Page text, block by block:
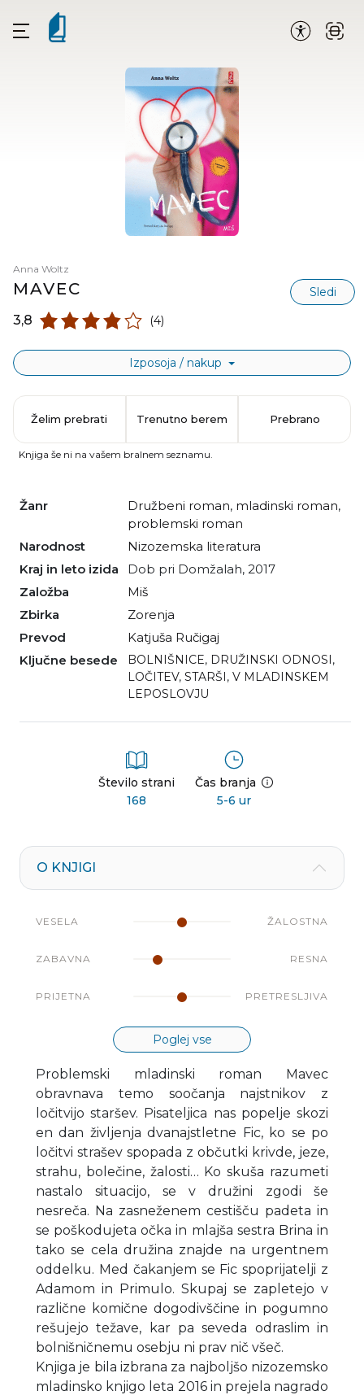
Anna Woltz
MAVEC Sledi
3,8 (4)
Izposoja / nakup
Žanr družbeni roman, mladinski roman,
problemski roman
Narodnost
nizozemska literatura
Kraj in leto izida
Dob pri Domžalah, 2017
Založba
Miš
Zbirka
Zorenja
Prevod
Katjuša Ručigaj
Ključne besede
BOLNIŠNICE, DRUŽINSKI ODNOSI,
LOČITEV, STARŠI, V MLADINSKEM
LEPOSLOVJU
Število strani
168
Čas branja
5-6 ur
Želim prebrati Trenutno berem Prebrano
Knjiga še ni na vašem bralnem seznamu.
O KNJIGI
VESELA ŽALOSTNA
ZABAVNA RESNA
PRIJETNA PRETRESLJIVA
Poglej vse
Problemski mladinski roman Mavec
obravnava temo soočanja najstnikov z
ločitvijo staršev. Pisateljica nas popelje skozi
en dan življenja dvanajstletne Fic, ko se po
ločitvi strašev spopada z občutki krivde, jeze,
strahu, bolečine, žalosti… Ko skuša razumeti
nastalo situacijo, se v družini zgodi še
nesreča. Na zasneženem cestišču padeta in
se poškodujeta očka in mlajša sestra Brina in
tako se cela družina znajde na urgentnem
oddelku. Med čakanjem se Fic spoprijatelji z
Adamom in Primulo. Skupaj se zapletejo v
različne komične dogodivščine in pogumno
rešujejo težave, kar pa seveda odraslim in
bolnišničnemu osebju ni prav nič všeč.
Knjiga je bila izbrana za najboljšo nizozemsko
mladinsko knjigo leta 2016 in prejela nagrado